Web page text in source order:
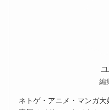
編
ネトゲ・アニメ・マンガ大